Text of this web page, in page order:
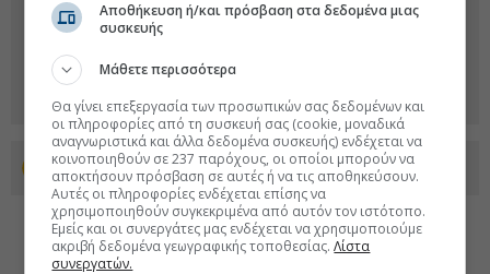
Προσθέστε το euro2day.gr στο Discover
Αποθήκευση ή/και πρόσβαση στα δεδομένα μιας
συσκευής
Μάθετε περισσότερα
Θα γίνει επεξεργασία των προσωπικών σας δεδομένων και
οι πληροφορίες από τη συσκευή σας (cookie, μοναδικά
αναγνωριστικά και άλλα δεδομένα συσκευής) ενδέχεται να
κοινοποιηθούν σε 237 παρόχους, οι οποίοι μπορούν να
αποκτήσουν πρόσβαση σε αυτές ή να τις αποθηκεύσουν.
Αυτές οι πληροφορίες ενδέχεται επίσης να
χρησιμοποιηθούν συγκεκριμένα από αυτόν τον ιστότοπο.
Εμείς και οι συνεργάτες μας ενδέχεται να χρησιμοποιούμε
ακριβή δεδομένα γεωγραφικής τοποθεσίας.Λίστα
συνεργατών.